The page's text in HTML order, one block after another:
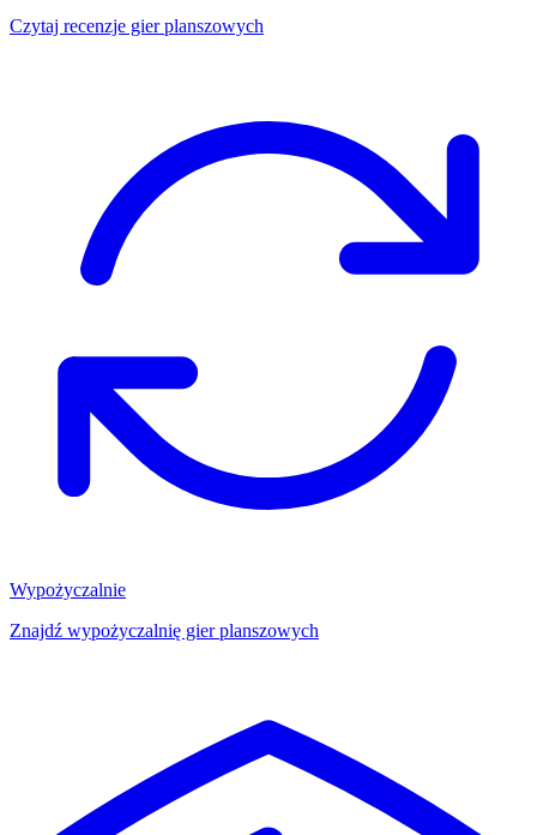
Czytaj recenzje gier planszowych
Wypożyczalnie
Znajdź wypożyczalnię gier planszowych